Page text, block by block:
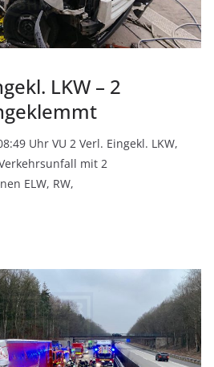
LKW – 2
Uhr VU 2 Verl. Eingekl. LKW,
mit 2
ELW, RW,